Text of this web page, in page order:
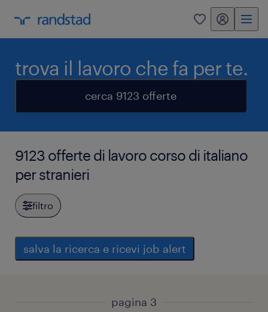
0 my randstad
trova il lavoro che fa per te.
cerca 9123 offerte
9123 offerte di lavoro corso di italiano
per stranieri
filtro
salva la ricerca e ricevi job alert
pagina 3